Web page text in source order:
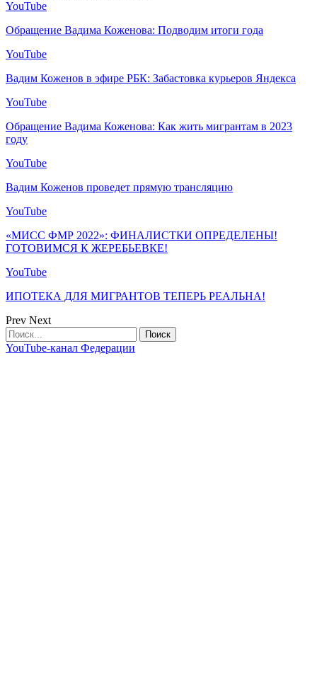
YouTube
Обращение Вадима Коженова: Подводим итоги года
YouTube
Вадим Коженов в эфире РБК: Забастовка курьеров Яндекса
YouTube
Обращение Вадима Коженова: Как жить мигрантам в 2023
году
YouTube
Вадим Коженов проведет прямую трансляцию
YouTube
«МИСС ФМР 2022»: ФИНАЛИСТКИ ОПРЕДЕЛЕНЫ!
ГОТОВИМСЯ К ЖЕРЕБЬЕВКЕ!
YouTube
ИПОТЕКА ДЛЯ МИГРАНТОВ ТЕПЕРЬ РЕАЛЬНА!
Prev Next
YouTube-канал Федерации